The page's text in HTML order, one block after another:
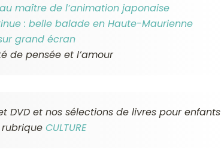
maître de l’animation japonaise
: belle balade en Haute-Maurienne
grand écran
de pensée et l’amour
DVD et nos sélections de livres pour enfants
rubriqueCULTURE